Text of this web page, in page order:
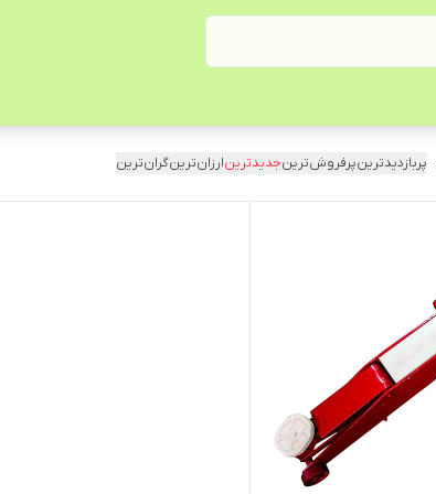
پربازدیدترینپرفروش‌ترینجدیدترینارزان‌ترینگران‌ترین